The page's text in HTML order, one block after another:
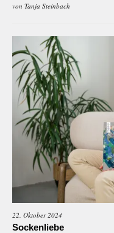
von Tanja Steinbach
22. Oktober 2024
Sockenliebe